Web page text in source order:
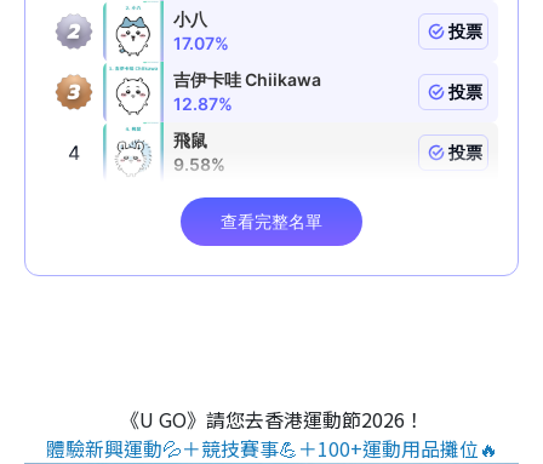
《U GO》請您去香港運動節2026！
體驗新興運動💦＋競技賽事💪＋100+運動用品攤位🔥